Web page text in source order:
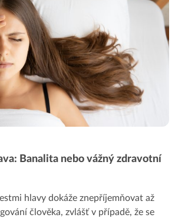
Banalita nebo vážný zdravotní
hlavy dokáže znepříjemňovat až
člověka, zvlášť v případě, že se